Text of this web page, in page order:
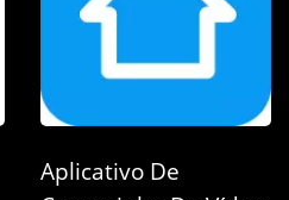
Aplicativo De